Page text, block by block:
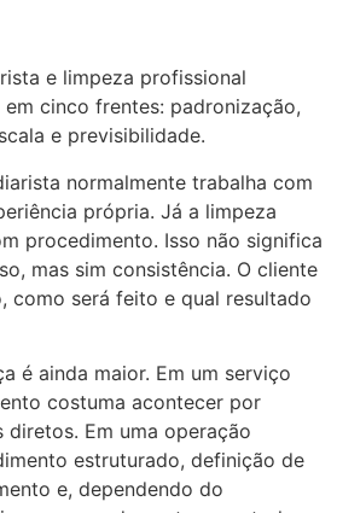
e limpeza profissional
cinco frentes: padronização,
e previsibilidade.
normalmente trabalha com
própria. Já a limpeza
procedimento. Isso não significa
mas sim consistência. O cliente
como será feito e qual resultado
é ainda maior. Em um serviço
costuma acontecer por
diretos. Em uma operação
estruturado, definição de
e, dependendo do